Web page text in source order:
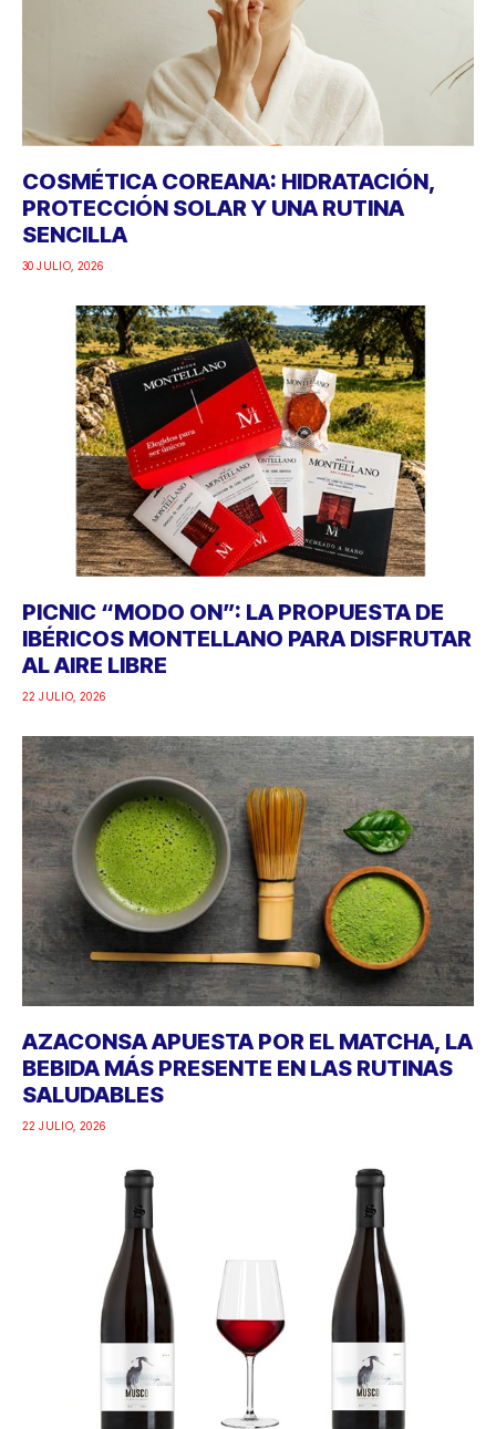
COSMÉTICA COREANA: HIDRATACIÓN,
PROTECCIÓN SOLAR Y UNA RUTINA
SENCILLA
30 JULIO, 2026
PICNIC “MODO ON”: LA PROPUESTA DE
IBÉRICOS MONTELLANO PARA DISFRUTAR
AL AIRE LIBRE
22 JULIO, 2026
AZACONSA APUESTA POR EL MATCHA, LA
BEBIDA MÁS PRESENTE EN LAS RUTINAS
SALUDABLES
22 JULIO, 2026